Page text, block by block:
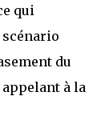
qui
scénario
du
à la